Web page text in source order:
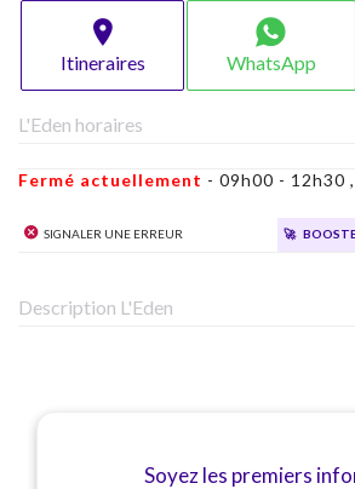
Itineraires WhatsApp
L'Eden horaires
Fermé actuellement - 09h00 - 12h30
Signaler une erreur 🚀
Description L'Eden
Soyez les premiers